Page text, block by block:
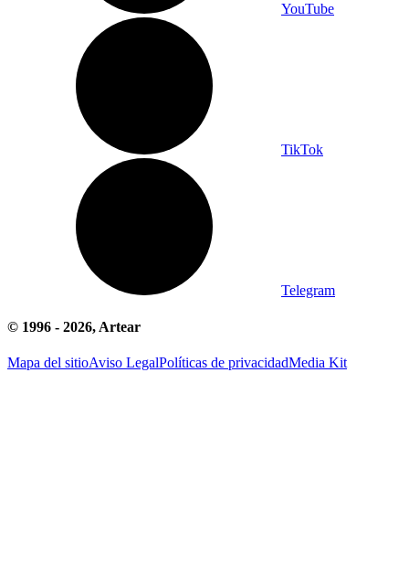
YouTube
TikTok
Telegram
© 1996 - 2026, Artear
Mapa del sitioAviso LegalPolíticas de privacidadMedia Kit